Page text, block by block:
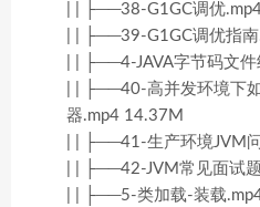
| | ├──38-G1GC调优
| | ├──39-G1GC调优指
| | ├──4-JAVA字节码文
| | ├──40-高并发环境下
器.mp4 14.37M
| | ├──41-生产环境JVM
| | ├──42-JVM常见面试
| | ├──5-类加载-装载